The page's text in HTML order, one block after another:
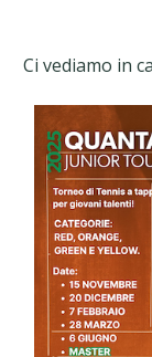
Ci vediamo in